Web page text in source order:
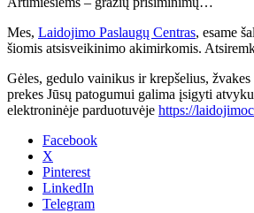
Mes, Laidojimo Paslaugų Centras, esame
šiomis atsisveikinimo akimirkomis.
Gėles, gedulo vainikus ir krepšelius,
prekes Jūsų patogumui galima įsigyti
elektroninėje parduotuvėje https://
Facebook
X
Pinterest
LinkedIn
Telegram